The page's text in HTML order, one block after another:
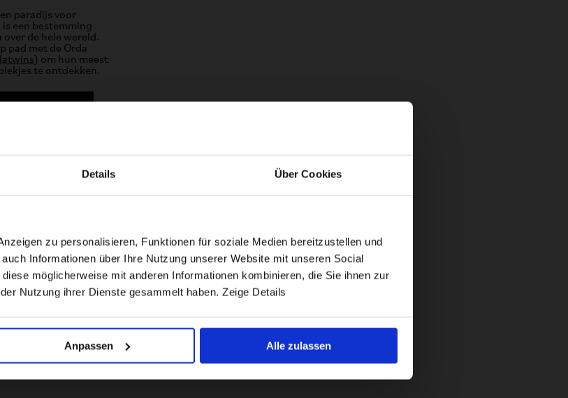
Details Über Cookies
zu personalisieren, Funktionen für soziale Medien bereitzustellen und
Informationen über Ihre Nutzung unserer Website mit unseren Social
möglicherweise mit anderen Informationen kombinieren, die Sie ihnen zur
Nutzung ihrer Dienste gesammelt haben. Zeige Details
Anpassen Alle zulassen
paradijs voor
een bestemming
over de hele wereld.
pad met de Orda
) om hun meest
te ontdekken.
US website